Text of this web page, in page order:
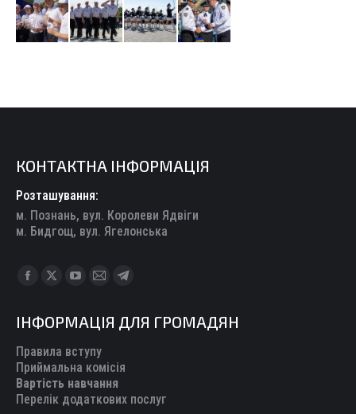
КОНТАКТНА ІНФОРМАЦІЯ
Розташування:
м. Познань, вул. Королеви Ядвіги
м. Бидгощ, вул. Ягелонська
Find us on:
Facebook
opens
in
new
window
X
opens
in
new
window
YouTube
opens
in
new
window
Mail
opens
in
new
window
Telegram
opens
new
ІНФОРМАЦІЯ ДЛЯ ГРОМАДЯН
Правила вступу
Приймальна комісія
Вартість навчання
Перелік додаткових послуг